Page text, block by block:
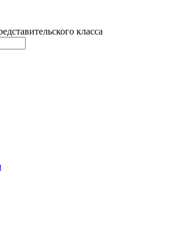
класса